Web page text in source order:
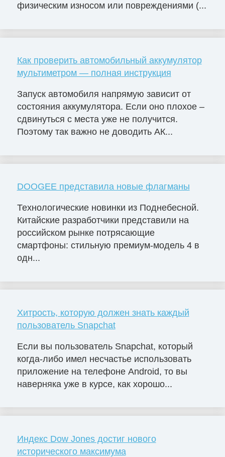
физическим износом или повреждениями (...
Как проверить автомобильный аккумулятор
мультиметром — полная инструкция
Запуск автомобиля напрямую зависит от
состояния аккумулятора. Если оно плохое –
сдвинуться с места уже не получится.
Поэтому так важно не доводить АК...
DOOGEE представила новые флагманы
Технологические новинки из Поднебесной.
Китайские разработчики представили на
российском рынке потрясающие
смартфоны: стильную премиум-модель 4 в
одн...
Хитрость, которую должен знать каждый
пользователь Snapchat
Если вы пользователь Snapchat, который
когда-либо имел несчастье использовать
приложение на телефоне Android, то вы
наверняка уже в курсе, как хорошо...
Индекс Dow Jones достиг нового
исторического максимума